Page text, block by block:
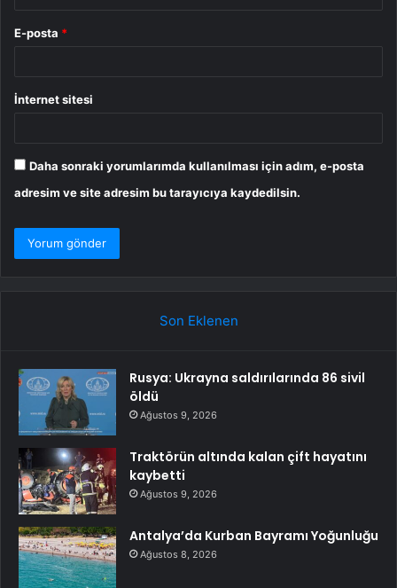
E-posta *
İnternet sitesi
Daha sonraki yorumlarımda kullanılması için adım, e-posta
adresim ve site adresim bu tarayıcıya kaydedilsin.
Son Eklenen
Rusya: Ukrayna saldırılarında 86 sivil
öldü
Ağustos 9, 2026
Traktörün altında kalan çift hayatını
kaybetti
Ağustos 9, 2026
Antalya’da Kurban Bayramı Yoğunluğu
Ağustos 8, 2026